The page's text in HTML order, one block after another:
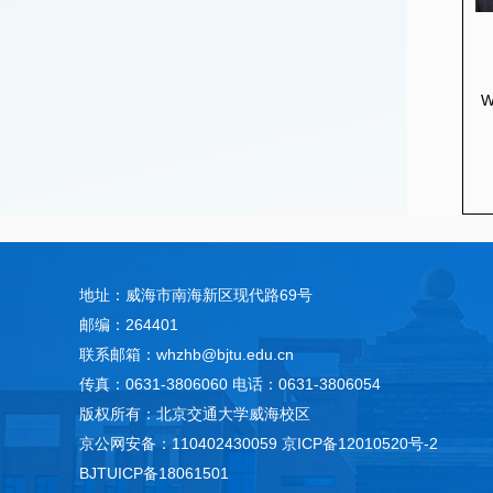
地址：威海市南海新区现代路69号
邮编：264401
联系邮箱：whzhb@bjtu.edu.cn
传真：0631-3806060 电话：0631-3806054
版权所有：北京交通大学威海校区
京公网安备：110402430059 京ICP备12010520号-2
BJTUICP备18061501